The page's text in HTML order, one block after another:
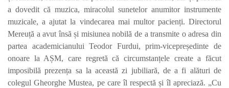
a dovedit că muzica, miracolul sunetelor anumitor instrumente
muzicale, a ajutat la vindecarea mai multor pacienți. Directorul
Mereuță a avut însă și misiunea nobilă de a transmite o adresa din
partea academicianului Teodor Furdui, prim-vicepreședinte de
onoare la AȘM, care regretă că circumstanțele create a făcut
imposibilă prezența sa la această zi jubiliară, de a fi alături de
colegul Gheorghe Mustea, pe care îl respectă și îl apreciază. „Cu